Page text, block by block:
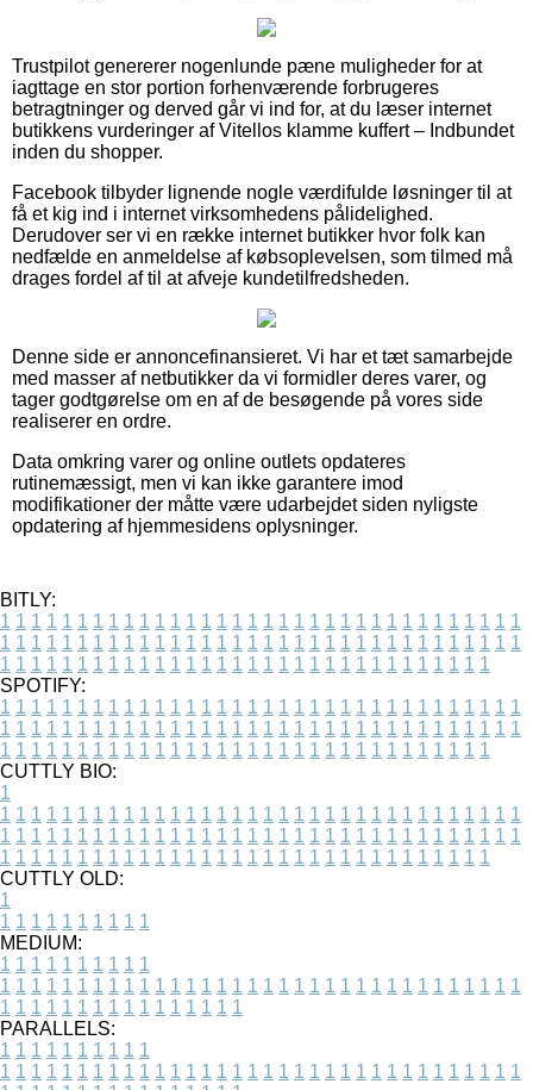
Trustpilot genererer nogenlunde pæne muligheder for at
iagttage en stor portion forhenværende forbrugeres
betragtninger og derved går vi ind for, at du læser internet
butikkens vurderinger af Vitellos klamme kuffert – Indbundet
inden du shopper.
Facebook tilbyder lignende nogle værdifulde løsninger til at
få et kig ind i internet virksomhedens pålidelighed.
Derudover ser vi en række internet butikker hvor folk kan
nedfælde en anmeldelse af købsoplevelsen, som tilmed må
drages fordel af til at afveje kundetilfredsheden.
Denne side er annoncefinansieret. Vi har et tæt samarbejde
med masser af netbutikker da vi formidler deres varer, og
tager godtgørelse om en af de besøgende på vores side
realiserer en ordre.
Data omkring varer og online outlets opdateres
rutinemæssigt, men vi kan ikke garantere imod
modifikationer der måtte være udarbejdet siden nyligste
opdatering af hjemmesidens oplysninger.
BITLY:
1 1 1 1 1 1 1 1 1 1 1 1 1 1 1 1 1 1 1 1 1 1 1 1 1 1 1 1 1 1 1 1 1 1
1 1 1 1 1 1 1 1 1 1 1 1 1 1 1 1 1 1 1 1 1 1 1 1 1 1 1 1 1 1 1 1 1 1
1 1 1 1 1 1 1 1 1 1 1 1 1 1 1 1 1 1 1 1 1 1 1 1 1 1 1 1 1 1 1 1
SPOTIFY:
1 1 1 1 1 1 1 1 1 1 1 1 1 1 1 1 1 1 1 1 1 1 1 1 1 1 1 1 1 1 1 1 1 1
1 1 1 1 1 1 1 1 1 1 1 1 1 1 1 1 1 1 1 1 1 1 1 1 1 1 1 1 1 1 1 1 1 1
1 1 1 1 1 1 1 1 1 1 1 1 1 1 1 1 1 1 1 1 1 1 1 1 1 1 1 1 1 1 1 1
CUTTLY BIO:
1
1 1 1 1 1 1 1 1 1 1 1 1 1 1 1 1 1 1 1 1 1 1 1 1 1 1 1 1 1 1 1 1 1 1
1 1 1 1 1 1 1 1 1 1 1 1 1 1 1 1 1 1 1 1 1 1 1 1 1 1 1 1 1 1 1 1 1 1
1 1 1 1 1 1 1 1 1 1 1 1 1 1 1 1 1 1 1 1 1 1 1 1 1 1 1 1 1 1 1 1
CUTTLY OLD:
1
1 1 1 1 1 1 1 1 1 1
MEDIUM:
1 1 1 1 1 1 1 1 1 1
1 1 1 1 1 1 1 1 1 1 1 1 1 1 1 1 1 1 1 1 1 1 1 1 1 1 1 1 1 1 1 1 1 1
1 1 1 1 1 1 1 1 1 1 1 1 1 1 1 1
PARALLELS:
1 1 1 1 1 1 1 1 1 1
1 1 1 1 1 1 1 1 1 1 1 1 1 1 1 1 1 1 1 1 1 1 1 1 1 1 1 1 1 1 1 1 1 1